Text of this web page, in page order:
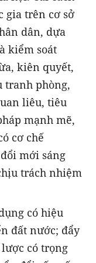
gia trên cơ sở
dân, dựa
kiểm soát
kiên quyết,
tranh phòng,
liêu, tiêu
mạnh mẽ,
cơ chế
mới sáng
trách nhiệm
có hiệu
đất nước; đẩy
có trọng